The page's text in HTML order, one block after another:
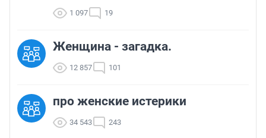
1 097 19
Женщина - загадка.
12 857 101
про женские истерики
34 543 243